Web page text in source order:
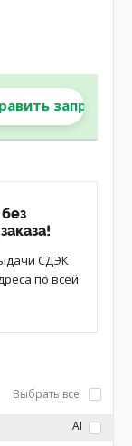
запрос
СДЭК
по всей
Выбрать все
AI